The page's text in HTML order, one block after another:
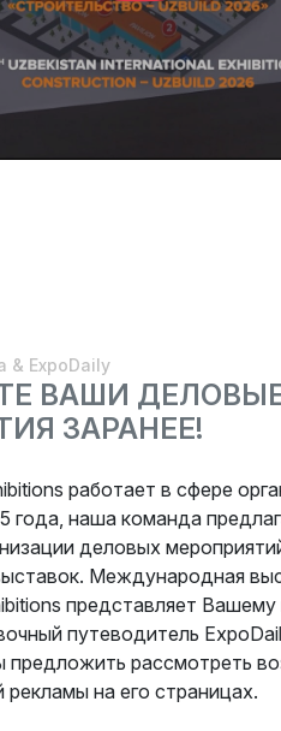
& ExpoDaily
ВАШИ
ЗАРАНЕЕ!
работает в сфере
года, наша команда
деловых
Международная
представляет
путеводитель
рассмотреть
на его страницах.